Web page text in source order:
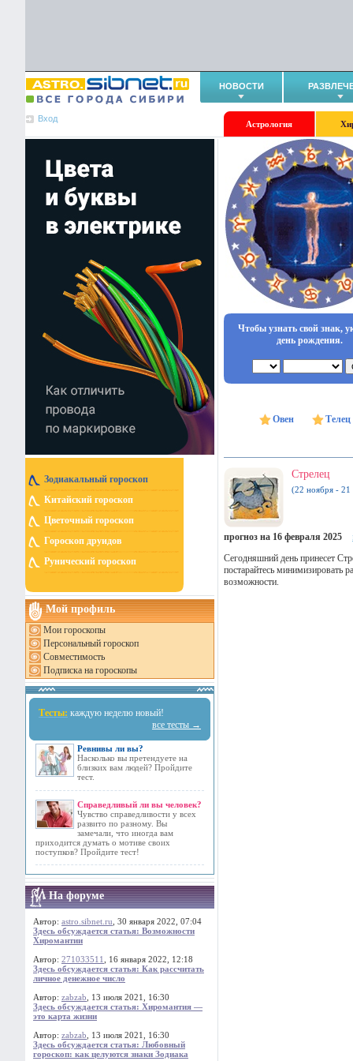
НОВОСТИ
Вход
Астрология
Зодиакальный гороскоп
Китайский гороскоп
Цветочный гороскоп
Гороскоп друидов
Рунический гороскоп
Мой профиль
Мои гороскопы
Персональный гороскоп
Совместимость
Подписка на гороскопы
Тесты: каждую неделю новый!
все тесты →
Ревнивы ли вы?
Насколько вы претендуете на
близких вам людей? Пройдите
тест.
Справедливый ли вы человек?
Чувство справедливости у всех
развито по разному. Вы
замечали, что иногда вам
приходится думать о мотиве своих
поступков? Пройдите тест!
На форуме
Автор: astro.sibnet.ru , 30 января 2022, 07:04
Здесь обсуждается статья: Возможности
Хиромантии
Автор: 271033511
, 16 января 2022, 12:18
Здесь обсуждается статья: Как рассчитать
личное денежное число
Автор: zabzab , 13 июля 2021, 16:30
Здесь обсуждается статья: Хиромантия —
это карта жизни
Автор: zabzab , 13 июля 2021, 16:30
Здесь обсуждается статья: Любовный
гороскоп: как целуются знаки Зодиака
Чтобы узнать свой знак,
день рождения.
Овен Телец
Стрелец
(22 ноября - 21
прогноз на 16 февраля 2025
Сегодняшний день принесет
постарайтесь минимизировать
возможности.